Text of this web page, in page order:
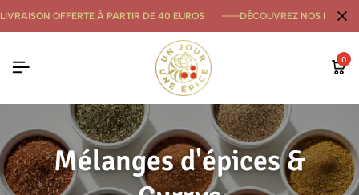
LIVRAISON OFFERTE À PARTIR DE 40 EUROS DÉCOUVREZ NOS
0
Mélanges d'épices &